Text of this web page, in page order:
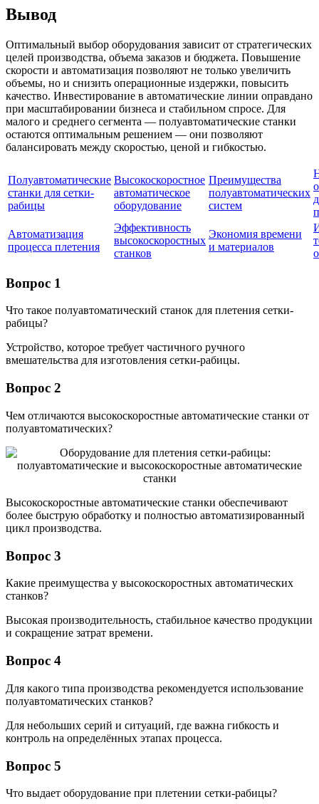
Вывод
Оптимальный выбор оборудования зависит от стратегических
целей производства, объема заказов и бюджета. Повышение
скорости и автоматизация позволяют не только увеличить
объемы, но и снизить операционные издержки, повысить
качество. Инвестирование в автоматические линии оправдано
при масштабировании бизнеса и стабильном спросе. Для
малого и среднего сегмента — полуавтоматические станки
остаются оптимальным решением — они позволяют
балансировать между скоростью, ценой и гибкостью.
Полуавтоматические
станки для сетки-
рабицы
Высокоскоростное
автоматическое
оборудование
Преимущества
полуавтоматических
систем
Автоматизация
процесса плетения
Эффективность
высокоскоростных
станков
Экономия времени
и материалов
Вопрос 1
Что такое полуавтоматический станок для плетения сетки-
рабицы?
Устройство, которое требует частичного ручного
вмешательства для изготовления сетки-рабицы.
Вопрос 2
Чем отличаются высокоскоростные автоматические станки от
полуавтоматических?
Высокоскоростные автоматические станки обеспечивают
более быструю обработку и полностью автоматизированный
цикл производства.
Вопрос 3
Какие преимущества у высокоскоростных автоматических
станков?
Высокая производительность, стабильное качество продукции
и сокращение затрат времени.
Вопрос 4
Для какого типа производства рекомендуется использование
полуавтоматических станков?
Для небольших серий и ситуаций, где важна гибкость и
контроль на определённых этапах процесса.
Вопрос 5
Что выдает оборудование при плетении сетки-рабицы?